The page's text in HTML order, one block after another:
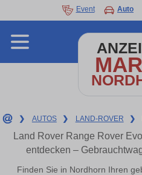
Event Auto
❯ AUTOS ❯ LAND-ROVER ❯
Land Rover Range Rover
entdecken –
Finden Sie in Nordhorn Ihren